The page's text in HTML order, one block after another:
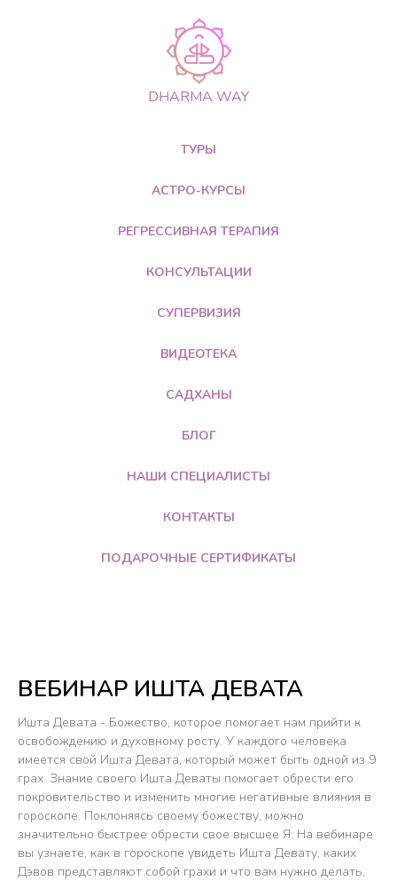
DHARMA WAY
ТУРЫ
АСТРО-КУРСЫ
РЕГРЕССИВНАЯ ТЕРАПИЯ
КОНСУЛЬТАЦИИ
СУПЕРВИЗИЯ
ВИДЕОТЕКА
САДХАНЫ
БЛОГ
НАШИ СПЕЦИАЛИСТЫ
КОНТАКТЫ
ПОДАРОЧНЫЕ СЕРТИФИКАТЫ
ВЕБИНАР ИШТА ДЕВАТА
Ишта Девата - Божество, которое помогает нам прийти к
освобождению и духовному росту. У каждого человека
имеется свой Ишта Девата, который может быть одной из 9
грах. Знание своего Ишта Деваты помогает обрести его
покровительство и изменить многие негативные влияния в
гороскопе. Поклоняясь своему божеству, можно
значительно быстрее обрести свое высшее Я. На вебинаре
вы узнаете, как в гороскопе увидеть Ишта Девату, каких
Дэвов представляют собой грахи и что вам нужно делать,